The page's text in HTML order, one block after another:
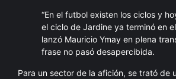
“En el futbol existen los ciclos y
el ciclo de Jardine ya terminó en el
lanzó Mauricio Ymay en plena
frase no pasó desapercibida.
Para un sector de la afición, se trató de